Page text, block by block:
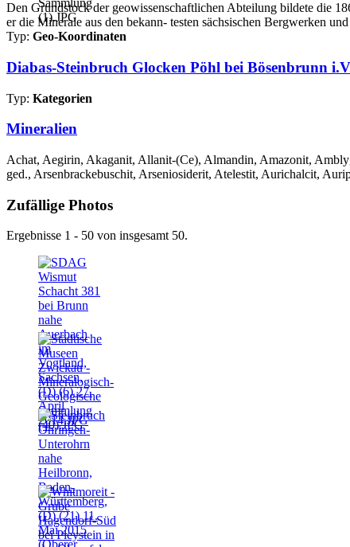
Den Grundstock der geowissenschaftlichen Abteilung bildete die
er die Minerale aus den bekann- testen sächsischen Bergwerken
Typ: Geo-Koordinaten
Diabas-Steinbruch Glocken Pöhl bei Bösenbrunn
Typ: Kategorien
Mineralien
Achat, Aegirin, Akaganit, Allanit-(Ce), Almandin, Amazonit,
ged., Arsenbrackebuschit, Arseniosiderit, Atelestit, Aurichalcit,
Zufällige Photos
Ergebnisse 1 - 50 von insgesamt 50.